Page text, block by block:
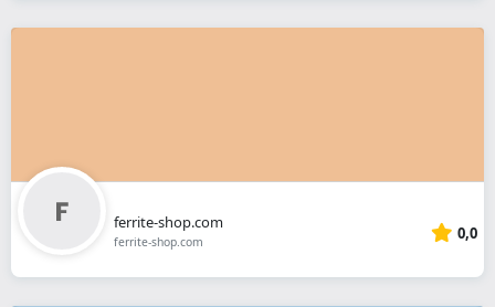
ferrite-shop.com
ferrite-shop.com 0,0